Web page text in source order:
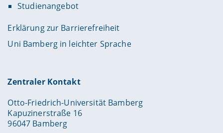
Studienangebot
Erklärung zur Barrierefreiheit
Uni Bamberg in leichter Sprache
Zentraler Kontakt
Otto-Friedrich-Universität Bamberg
Kapuzinerstraße 16
96047 Bamberg